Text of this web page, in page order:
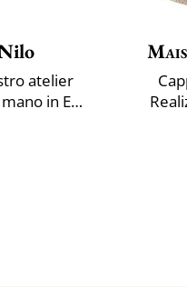
atelier
Cappello Panama intrecciata a mano in Ecuador